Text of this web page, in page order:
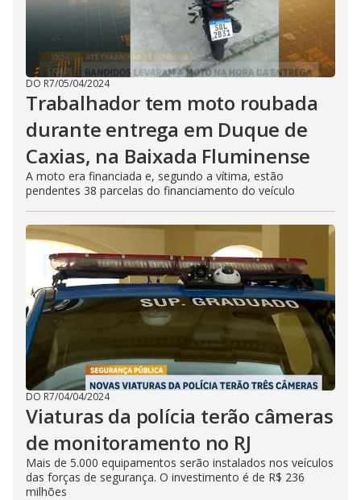
DO R7/05/04/2024
Trabalhador tem moto roubada
durante entrega em Duque de
Caxias, na Baixada Fluminense
A moto era financiada e, segundo a vítima, estão
pendentes 38 parcelas do financiamento do veículo
DO R7/04/04/2024
Viaturas da polícia terão câmeras
de monitoramento no RJ
Mais de 5.000 equipamentos serão instalados nos veículos
das forças de segurança. O investimento é de R$ 236
milhões